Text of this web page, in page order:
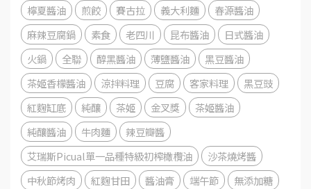
檸夏醬油
煎餃 賽古拉 義大利麵
春源醬油
麻辣豆腐鍋
素食 老四川 昆布醬油
日式醬油
火鍋
全聯 醇黑醬油 薄鹽醬油
黑豆醬油
茶姬香檬醬油
涼拌料理 豆腐 客家料理
黑豆豉
紅麴缸底
純釀 茶姬 金叉獎
茶姬醬油
純釀醬油
牛肉麵
辣豆瓣醬
艾瑞斯Picual單一品種特級初榨橄欖油
沙茶燒烤醬
中秋節烤肉
紅麴甘田 醬油膏 端午節
無添加糖